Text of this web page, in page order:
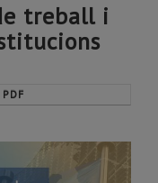
treball i
PDF